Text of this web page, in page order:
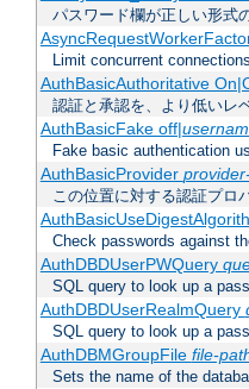
パスワード欄が正しい形式
Limit concurrent
AuthBasicAuthoritative
認証と承認を、より低いレ
AuthBasicFake off|
Fake basic authentication
AuthBasicProvider
この位置に対する認証プロ
Check passwords against
AuthDBDUserPWQuery
SQL query to look up a
AuthDBDUserRealmQuery
SQL query to look up a
AuthDBMGroupFile file-
Sets the name of the